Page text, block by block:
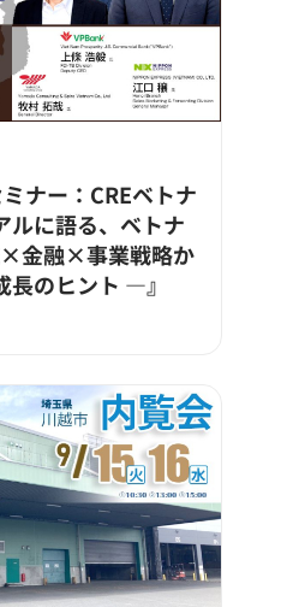
ナー：CREベトナ
ルに語る、ベトナ
金融×事業戦略か
長のヒント ―』